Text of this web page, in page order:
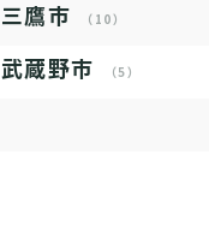
三鷹市 （10）
武蔵野市 （5）